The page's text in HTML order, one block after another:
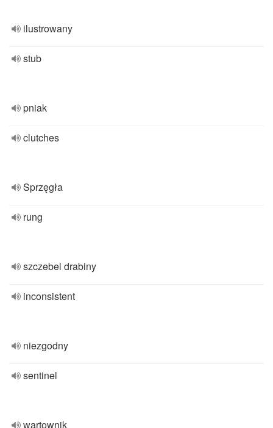
ilustrowany
stub
pniak
clutches
Sprzęgła
rung
szczebel drabiny
inconsistent
niezgodny
sentinel
wartownik